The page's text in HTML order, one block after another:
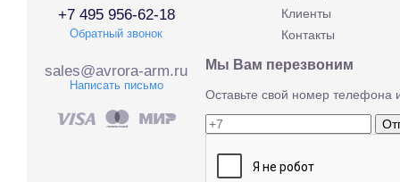
+7 495 956-62-18
Обратный звонок
sales@avrora-arm.ru
Написать письмо
Клиенты
Контакты
Мы Вам перезвоним
Оставьте свой номер